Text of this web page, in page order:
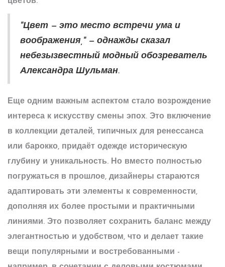
"Цвет — это место встречи ума и
воображения," — однажды сказал
небезызвестный модный обозреватель
Александра Шульман.
Еще одним важным аспектом стало возрождение
интереса к искусству смены эпох. Это включение
в коллекции деталей, типичных для ренессанса
или барокко, придаёт одежде историческую
глубину и уникальность. Но вместо полностью
погружаться в прошлое, дизайнеры стараются
адаптировать эти элементы к современности,
дополняя их более простыми и практичными
линиями. Это позволяет сохранить баланс между
элегантностью и удобством, что и делает такие
вещи популярными и востребованными -